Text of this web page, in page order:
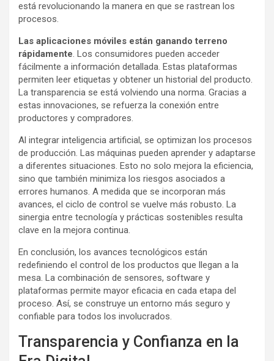
está revolucionando la manera en que se rastrean los
procesos.
Las aplicaciones móviles están ganando terreno
rápidamente. Los consumidores pueden acceder
fácilmente a información detallada. Estas plataformas
permiten leer etiquetas y obtener un historial del producto.
La transparencia se está volviendo una norma. Gracias a
estas innovaciones, se refuerza la conexión entre
productores y compradores.
Al integrar inteligencia artificial, se optimizan los procesos
de producción. Las máquinas pueden aprender y adaptarse
a diferentes situaciones. Esto no solo mejora la eficiencia,
sino que también minimiza los riesgos asociados a
errores humanos. A medida que se incorporan más
avances, el ciclo de control se vuelve más robusto. La
sinergia entre tecnología y prácticas sostenibles resulta
clave en la mejora continua.
En conclusión, los avances tecnológicos están
redefiniendo el control de los productos que llegan a la
mesa. La combinación de sensores, software y
plataformas permite mayor eficacia en cada etapa del
proceso. Así, se construye un entorno más seguro y
confiable para todos los involucrados.
Transparencia y Confianza en la